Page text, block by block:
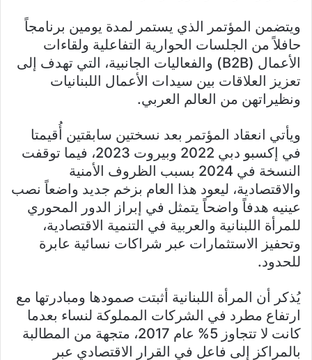
ويتضمن المؤتمر الذي يستمر لمدة يومين برنامجاً
حافلاً من الجلسات الحوارية التفاعلية ولقاءات
الأعمال (B2B) والفعاليات الجانبية، التي تهدف إلى
تعزيز العلاقات بين سيدات الأعمال اللبنانيات
ونظيراتهن من العالم العربي.
ويأتي انعقاد المؤتمر بعد نسختين سابقتين أُقيمتا
في إكسبو دبي 2022 وبيروت 2023، فيما توقفت
النسخة في 2024 بسبب الظروف الأمنية
والاقتصادية، ليعود هذا العام بزخم جديد واضعاً نصب
عينيه هدفاً واضحاً يتمثل في إبراز الدور المحوري
للمرأة اللبنانية والعربية في التنمية الاقتصادية،
وتحفيز الاستثمارات عبر شراكات نسائية عابرة
للحدود.
يُذكر أن المرأة اللبنانية أثبتت صمودها ومبادرتها مع
ارتفاع مطرد في الشركات المملوكة لنساء بعدما
كانت لا تتجاوز 5% عام 2017، متجهة من المطالبة
بالمراكز إلى فاعل في القرار الاقتصادي عبر